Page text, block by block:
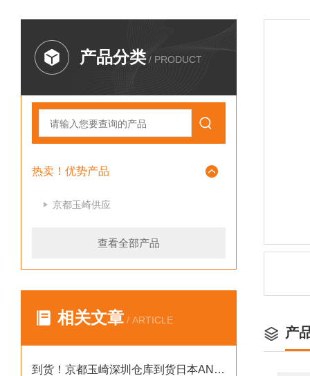
产品分类 / PRODUCT
热卖！优势产品
京都玉崎供应
查看全部产品
相关文章 / ARTICLE
到货！京都玉崎深圳仓库到货日本AND 电子秤HV-60KCEP
产